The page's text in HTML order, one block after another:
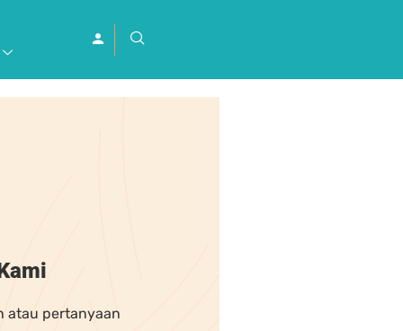
atau pertanyaan